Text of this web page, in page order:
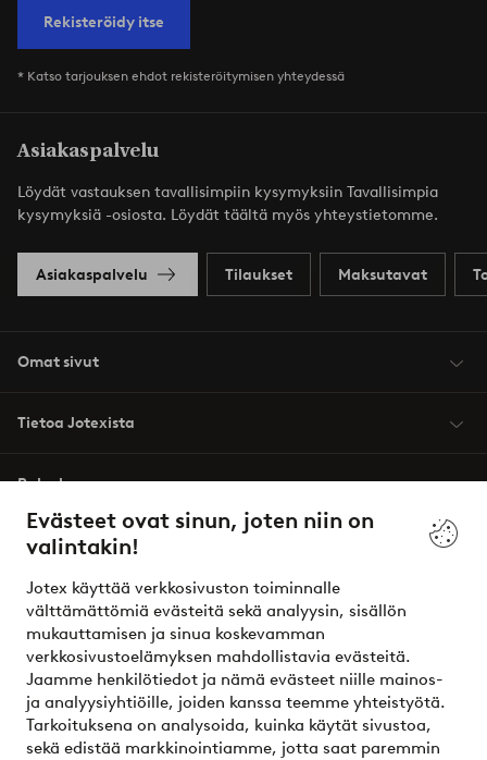
Evästeet ovat sinun, joten niin on
valintakin!
Jotex käyttää verkkosivuston toiminnalle
välttämättömiä evästeitä sekä analyysin, sisällön
mukauttamisen ja sinua koskevamman
verkkosivustoelämyksen mahdollistavia evästeitä.
Jaamme henkilötiedot ja nämä evästeet niille mainos-
ja analyysiyhtiöille, joiden kanssa teemme yhteistyötä.
Tarkoituksena on analysoida, kuinka käytät sivustoa,
sekä edistää markkinointiamme, jotta saat paremmin
Rekisteröidy itse
* Katso tarjouksen ehdot rekisteröitymisen yhteydessä
Asiakaspalvelu
Löydät vastauksen tavallisimpiin kysymyksiin Tavallisimpia
kysymyksiä -osiosta. Löydät täältä myös yhteystietomme.
Asiakaspalvelu Tilaukset Maksutavat
Omat sivut
Tietoa Jotexista
Palvelumme
Ehdot
Ystävät
Turvalliset maksut – maksa nyt tai erissä
Haluatko tietää lisää maksuvaihtoehdoistamme?